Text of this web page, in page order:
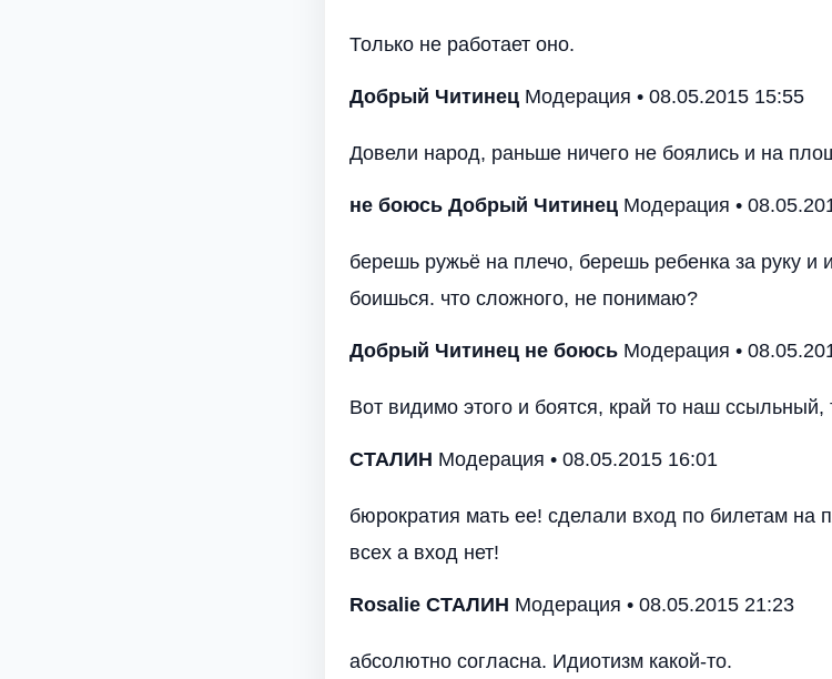
Только не работает оно.
Добрый Читинец Модерация • 08.05.2015 15:55
Довели народ, раньше ничего не боялись и на
не боюсь Добрый Читинец Модерация •
берешь ружьё на плечо, берешь ребенка за руку
боишься. что сложного, не понимаю?
Добрый Читинец не боюсь Модерация •
Вот видимо этого и боятся, край то наш ссыльный,
СТАЛИН Модерация • 08.05.2015 16:01
бюрократия мать ее! сделали вход по билетам на
всех а вход нет!
Rosalie СТАЛИН Модерация • 08.05.2015 21:23
абсолютно согласна. Идиотизм какой-то.